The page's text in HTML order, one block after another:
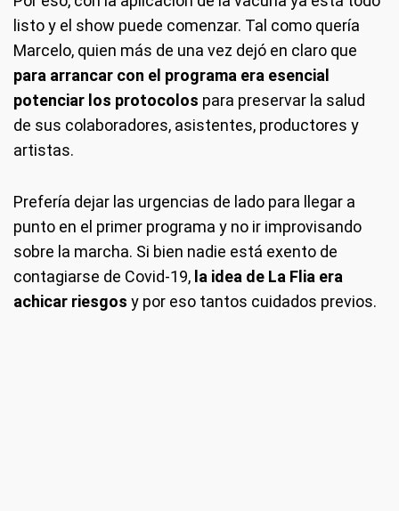
listo y el show puede comenzar. Tal como quería
Marcelo, quien más de una vez dejó en claro que
para arrancar con el programa era esencial
potenciar los protocolos para preservar la salud
de sus colaboradores, asistentes, productores y
artistas.
Prefería dejar las urgencias de lado para llegar a
punto en el primer programa y no ir improvisando
sobre la marcha. Si bien nadie está exento de
contagiarse de Covid-19, la idea de La Flia era
achicar riesgos y por eso tantos cuidados previos.